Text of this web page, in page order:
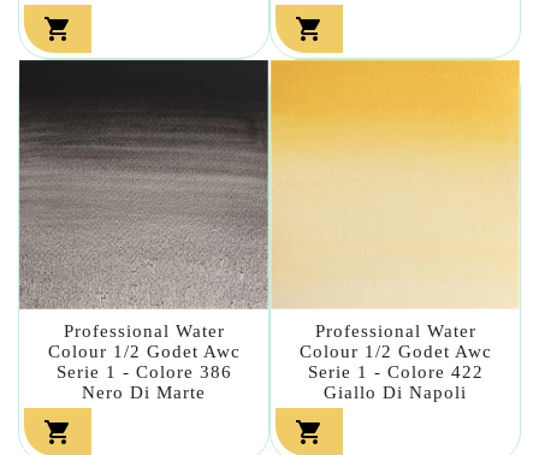
 
Professional Water
Colour 1/2 Godet Awc
Serie 1 - Colore 386
Nero Di Marte

Professional Water
Colour 1/2 Godet Awc
Serie 1 - Colore 422
Giallo Di Napoli
